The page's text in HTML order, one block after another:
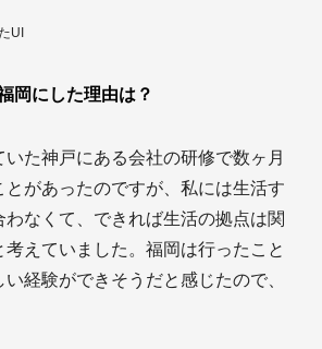
UI
岡にした理由は？
いた神戸にある会社の研修で数ヶ月
とがあったのですが、私には生活す
わなくて、できれば生活の拠点は関
えていました。福岡は行ったこと
経験ができそうだと感じたので、